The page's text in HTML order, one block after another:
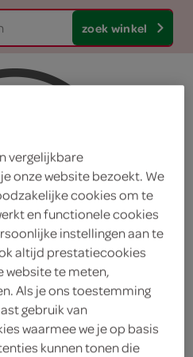
zoek winkel
vergelijkbare
onze website bezoekt. We
cookies om te
en functionele cookies
instellingen aan te
altijd prestatiecookies
website te meten,
Als je ons toestemming
gebruik van
waarmee we je op basis
kunnen tonen die